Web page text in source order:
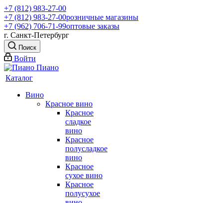
+7 (812) 983-27-00
+7 (812) 983-27-00розничные магазины
+7 (962) 706-71-99оптовые заказы
г. Санкт-Петербург
Поиск
Войти
Каталог
Вино
Красное вино
Красное
сладкое
вино
Красное
полусладкое
вино
Красное
сухое вино
Красное
полусухое